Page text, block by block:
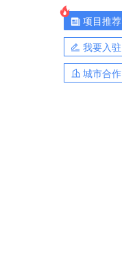
项目推荐
我要入驻
城市合作